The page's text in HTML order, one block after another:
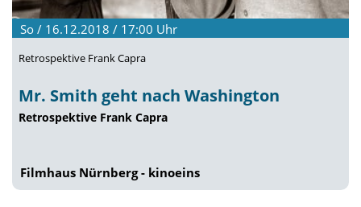
So / 16.12.2018 / 17:00 Uhr
Retrospektive Frank Capra
Mr. Smith geht nach Washington
Retrospektive Frank Capra
Filmhaus Nürnberg - kinoeins